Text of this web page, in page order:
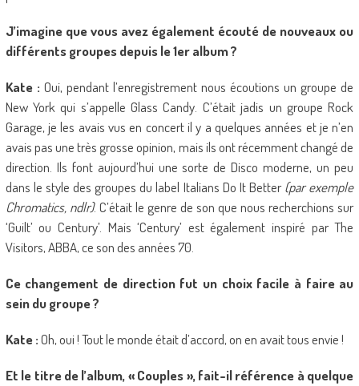
J’imagine que vous avez également écouté de nouveaux ou
différents groupes depuis le 1er album ?
Kate : Oui, pendant l’enregistrement nous écoutions un groupe de
New York qui s’appelle Glass Candy. C’était jadis un groupe Rock
Garage, je les avais vus en concert il y a quelques années et je n’en
avais pas une très grosse opinion, mais ils ont récemment changé de
direction. Ils font aujourd’hui une sorte de Disco moderne, un peu
dans le style des groupes du label Italians Do It Better(par exemple
Chromatics, ndlr). C’était le genre de son que nous recherchions sur
‘Guilt’ ou Century’. Mais ‘Century’ est également inspiré par The
Visitors, ABBA, ce son des années 70.
Ce changement de direction fut un choix facile à faire au
sein du groupe ?
Kate :Oh, oui ! Tout le monde était d’accord, on en avait tous envie !
Et le titre de l’album, « Couples », fait-il référence à quelque